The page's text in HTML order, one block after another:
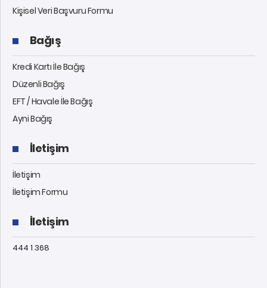
Kişisel Veri Başvuru Formu
Bağış
Kredi Kartı İle Bağış
Düzenli Bağış
EFT / Havale İle Bağış
Ayni Bağış
İletişim
İletişim
İletişim Formu
İletişim
444 1 368